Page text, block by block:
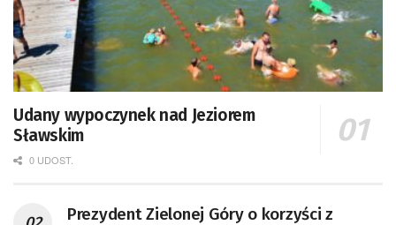
Udany wypoczynek nad Jeziorem
Sławskim
0 UDOST.
Prezydent Zielonej Góry o korzyści z